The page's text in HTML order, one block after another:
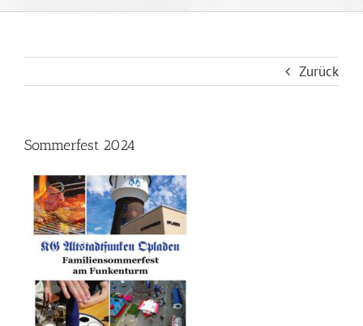
Zurück
Sommerfest 2024